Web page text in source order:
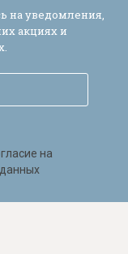
на уведомления,
акциях и
на